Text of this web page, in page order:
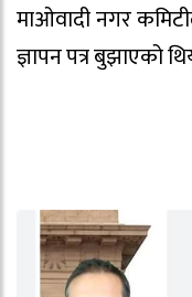
माओवादी नगर
ज्ञापन पत्र बुझाएको